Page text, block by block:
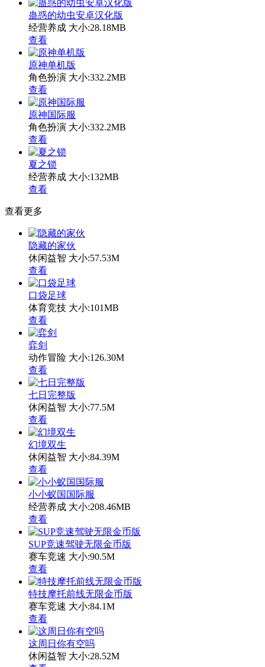
蛊惑的幼虫安卓汉化版
经营养成 大小:28.18MB
查看
原神单机版
角色扮演 大小:332.2MB
查看
原神国际服
角色扮演 大小:332.2MB
查看
夏之锁
经营养成 大小:132MB
查看
查看更多
隐藏的家伙
休闲益智 大小:57.53M
查看
口袋足球
体育竞技 大小:101MB
查看
弈剑
动作冒险 大小:126.30M
查看
七日完整版
休闲益智 大小:77.5M
查看
幻境双生
休闲益智 大小:84.39M
查看
小小蚁国国际服
经营养成 大小:208.46MB
查看
SUP竞速驾驶无限金币版
赛车竞速 大小:90.5M
查看
特技摩托前线无限金币版
赛车竞速 大小:84.1M
查看
这周日你有空吗
休闲益智 大小:28.52M